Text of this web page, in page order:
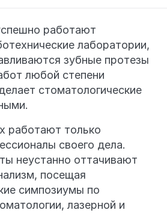
работают
лаборатории,
зубные протезы
любой степени
стоматологические
работают только
своего дела.
неустанно оттачивают
посещая
симпозиумы по
лазерной и